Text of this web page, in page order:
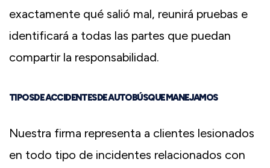
exactamente qué salió mal, reunirá pruebas e
identificará a todas las partes que puedan
compartir la responsabilidad.
TIPOS DE ACCIDENTES DE AUTOBÚS QUE MANEJAMOS
Nuestra firma representa a clientes lesionados
en todo tipo de incidentes relacionados con